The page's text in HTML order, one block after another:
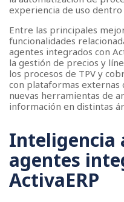
> Politica de privacidad
> Política de cookies
experiencia de uso
Entre las principales
funcionalidades
agentes integrados con
la gestión de precios y
los procesos de TPV y
con plataformas externas
nuevas herramientas de
información en distintas
Inteligencia
agentes
ActivaERP